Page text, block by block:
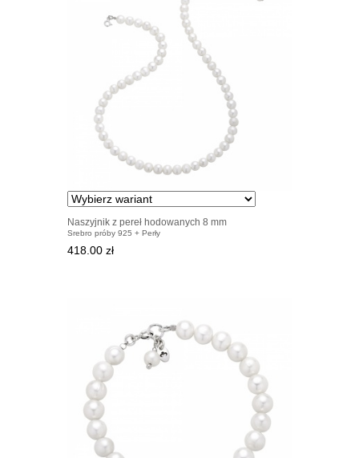
Naszyjnik z pereł hodowanych 8 mm
Srebro próby 925 + Perły
418.00 zł